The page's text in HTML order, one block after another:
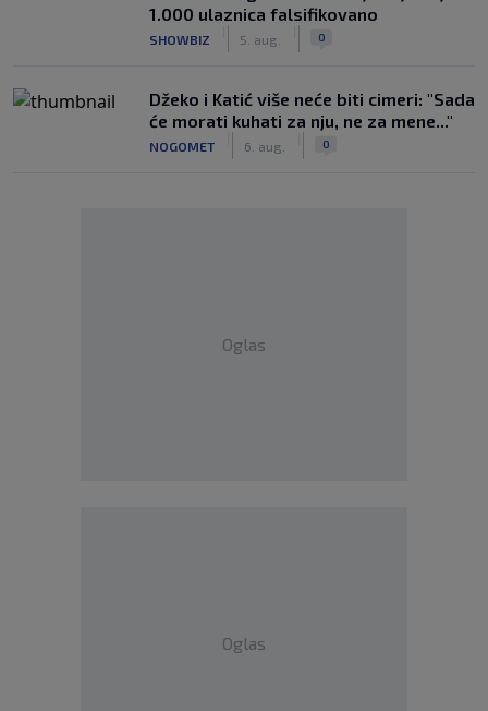
1.000 ulaznica falsifikovano
SHOWBIZ 5. aug. 0
Džeko i Katić više neće biti cimeri: "Sada
će morati kuhati za nju, ne za mene..."
NOGOMET 6. aug. 0
Oglas
Oglas